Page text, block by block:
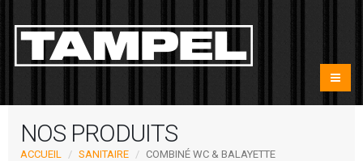
NOS PRODUITS
ACCUEIL SANITAIRE COMBINÉ WC & BALAYETTE